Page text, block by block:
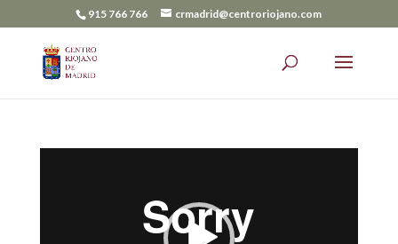
915 766 766 crmadrid@centroriojano.com